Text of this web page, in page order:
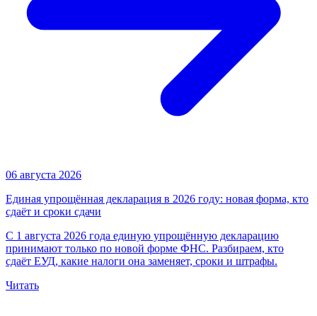
06 августа 2026
Единая упрощённая декларация в 2026 году: новая форма, кто
сдаёт и сроки сдачи
С 1 августа 2026 года единую упрощённую декларацию
принимают только по новой форме ФНС. Разбираем, кто
сдаёт ЕУД, какие налоги она заменяет, сроки и штрафы.
Читать